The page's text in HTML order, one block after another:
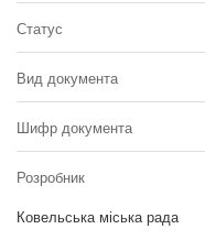
Статус
Вид документа
Шифр документа
Розробник
Ковельська міська рада